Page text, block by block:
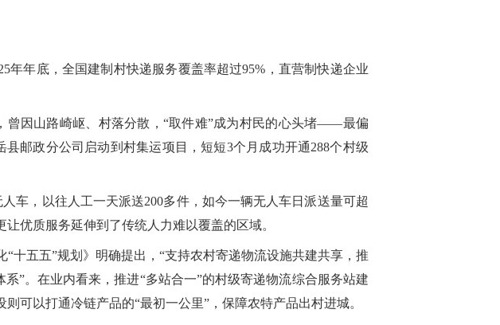
年年底，全国建制村快递服务覆盖率超过95%，直营制快递企业
曾因山路崎岖、村落分散，“取件难”成为村民的心头堵——最偏
邮政分公司启动到村集运项目，短短3个月成功开通288个村级
车，以往人工一天派送200多件，如今一辆无人车日派送量可超
优质服务延伸到了传统人力难以覆盖的区域。
十五五”规划》明确提出，“支持农村寄递物流设施共建共享，推
”。在业内看来，推进“多站合一”的村级寄递物流综合服务站建
可以打通冷链产品的“最初一公里”，保障农特产品出村进城。